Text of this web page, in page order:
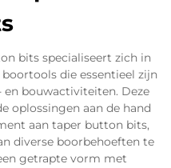
bits specialiseert zich in
die essentieel zijn
bouwactiviteiten. Deze
oplossingen aan de hand
aan taper button bits,
diverse boorbehoeften te
getrapte vorm met